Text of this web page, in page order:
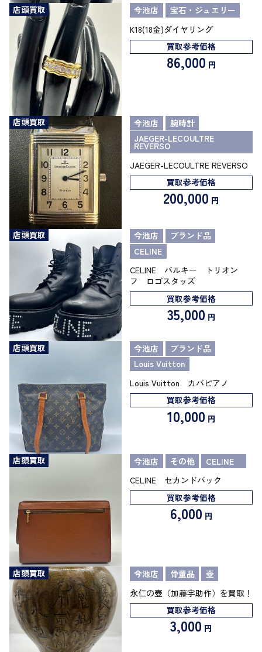
店頭買取 今池店
宝石・ジュエリー
K18(18金)ダイヤリング
買取参考価格
86,000 円
店頭買取 今池店
腕時計
JAEGER-LECOULTRE
REVERSO
JAEGER-LECOULTRE REVERSO
買取参考価格
200,000 円
店頭買取 今池店
ブランド品
CELINE
CELINE バルキー トリオン
フ ロゴスタッズ
買取参考価格
35,000 円
店頭買取 今池店
ブランド品
Louis Vuitton
Louis Vuitton カバピアノ
買取参考価格
10,000 円
店頭買取 今池店 その他
CELINE
CELINE セカンドバック
買取参考価格
6,000 円
店頭買取 今池店 骨董品
壺
永仁の壺（加藤宇助作）を買取！
買取参考価格
3,000 円